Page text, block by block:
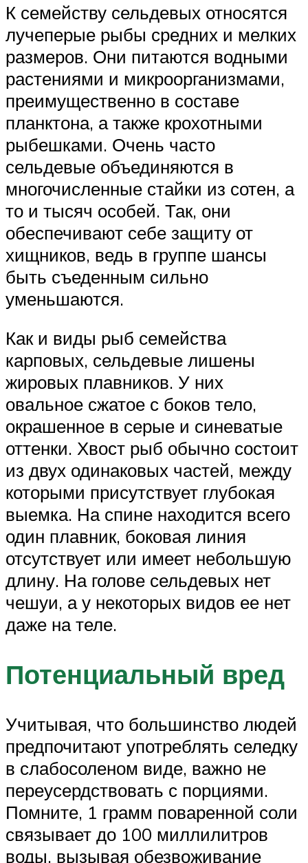
К семейству сельдевых относятся
лучеперые рыбы средних и мелких
размеров. Они питаются водными
растениями и микроорганизмами,
преимущественно в составе
планктона, а также крохотными
рыбешками. Очень часто
сельдевые объединяются в
многочисленные стайки из сотен, а
то и тысяч особей. Так, они
обеспечивают себе защиту от
хищников, ведь в группе шансы
быть съеденным сильно
уменьшаются.
Как и виды рыб семейства
карповых, сельдевые лишены
жировых плавников. У них
овальное сжатое с боков тело,
окрашенное в серые и синеватые
оттенки. Хвост рыб обычно состоит
из двух одинаковых частей, между
которыми присутствует глубокая
выемка. На спине находится всего
один плавник, боковая линия
отсутствует или имеет небольшую
длину. На голове сельдевых нет
чешуи, а у некоторых видов ее нет
даже на теле.
Потенциальный вред
Учитывая, что большинство людей
предпочитают употреблять селедку
в слабосоленом виде, важно не
переусердствовать с порциями.
Помните, 1 грамм поваренной соли
связывает до 100 миллилитров
воды, вызывая обезвоживание